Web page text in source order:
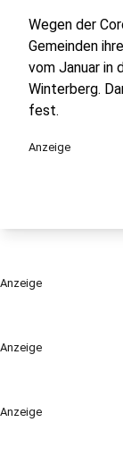
Anzeige
Anzeige
Wegen der
Gemeinden
vom Januar in
Winterberg.
fest.
Anzeige
Anzeige